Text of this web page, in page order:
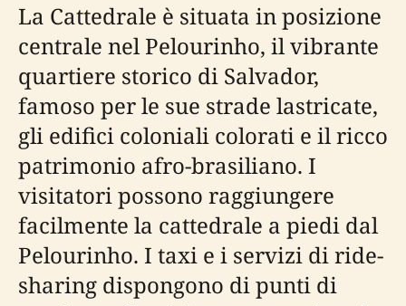
La Cattedrale è situata in posizione
centrale nel Pelourinho, il vibrante
quartiere storico di Salvador,
famoso per le sue strade lastricate,
gli edifici coloniali colorati e il ricco
patrimonio afro-brasiliano. I
visitatori possono raggiungere
facilmente la cattedrale a piedi dal
Pelourinho. I taxi e i servizi di ride-
sharing dispongono di punti di